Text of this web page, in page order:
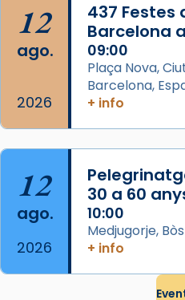
View on Facebook · Share
12
ago.
2026
437 Festes
Barcelona
09:00
Plaça Nova,
Barcelona,
+ info
12
ago.
2026
30 a 60
10:00
Medjugorje,
+ info